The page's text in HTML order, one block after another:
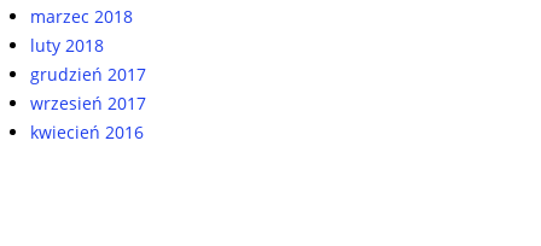
marzec 2018
luty 2018
grudzień 2017
wrzesień 2017
kwiecień 2016